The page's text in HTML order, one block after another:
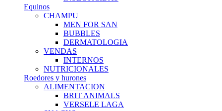
Equinos
CHAMPU
MEN FOR SAN
BUBBLES
DERMATOLOGIA
VENDAS
INTERNOS
NUTRICIONALES
Roedores y hurones
ALIMENTACION
BRIT ANIMALS
VERSELE LAGA